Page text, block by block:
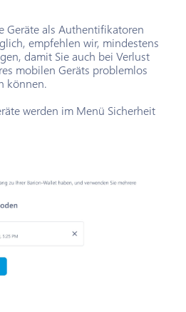
Geräte als Authentifikatoren
empfehlen wir, mindestens
damit Sie auch bei Verlust
mobilen Geräts problemlos
können.
werden im Menü Sicherheit